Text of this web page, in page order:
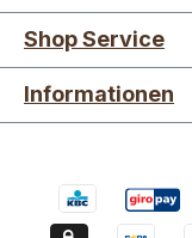
Shop Service
Informationen